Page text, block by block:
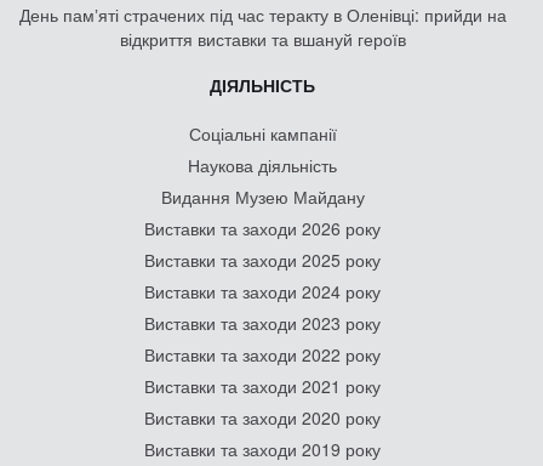
День памʼяті страчених під час теракту в Оленівці: прийди на
відкриття виставки та вшануй героїв
ДІЯЛЬНІСТЬ
Соціальні кампанії
Наукова діяльність
Видання Музею Майдану
Виставки та заходи 2026 року
Виставки та заходи 2025 року
Виставки та заходи 2024 року
Виставки та заходи 2023 року
Виставки та заходи 2022 року
Виставки та заходи 2021 року
Виставки та заходи 2020 року
Виставки та заходи 2019 року